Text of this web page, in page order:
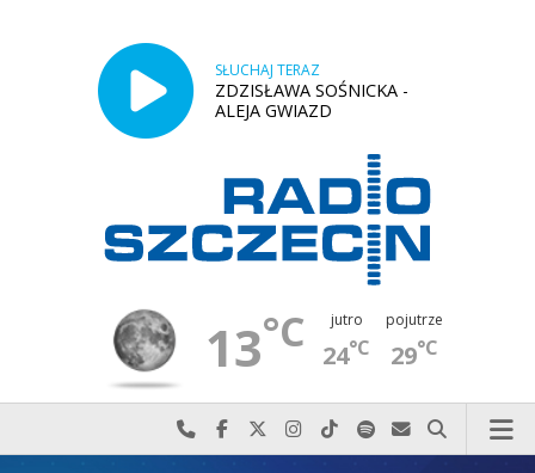
SŁUCHAJ TERAZ
ZDZISŁAWA SOŚNICKA -
ALEJA GWIAZD
13°C jutro
24°C
pojutrze
29°C
Najlepiej po prostu do nas zadzwoń
Odwiedź nas na Facebook-u
Odwiedź nas na X
Odwiedź nas na Instagram-ie
Odwiedź nas na TikTok-u
Szukaj nas na Spotify
Wyślij do nas
Szukaj